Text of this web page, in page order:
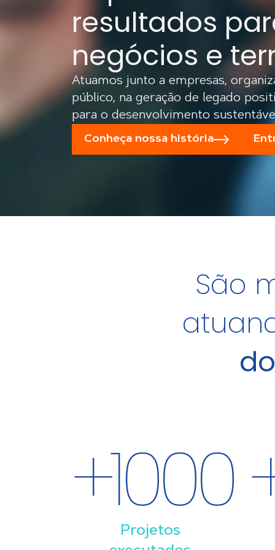
transformar o
preciso
Conheça a Wise Decisio, único
Índice de Pobreza Multidimensional
da Universidade de Oxford.
Conheça o WiseDecisio
resultados
negócios e
Atuamos junto a empresas,
público, na geração de legado
para o desenvolvimento
Conheça nossa história
São
+1000
Projetos